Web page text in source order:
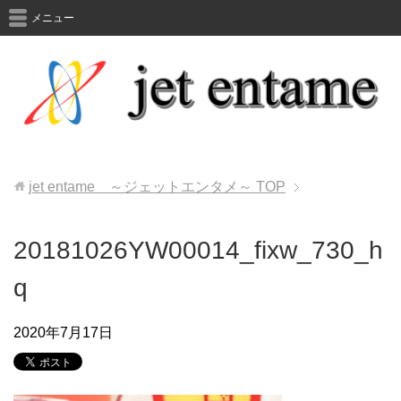
メニュー
jet entame ～ジェットエンタメ～ TOP
20181026YW00014_fixw_730_h
q
2020年7月17日